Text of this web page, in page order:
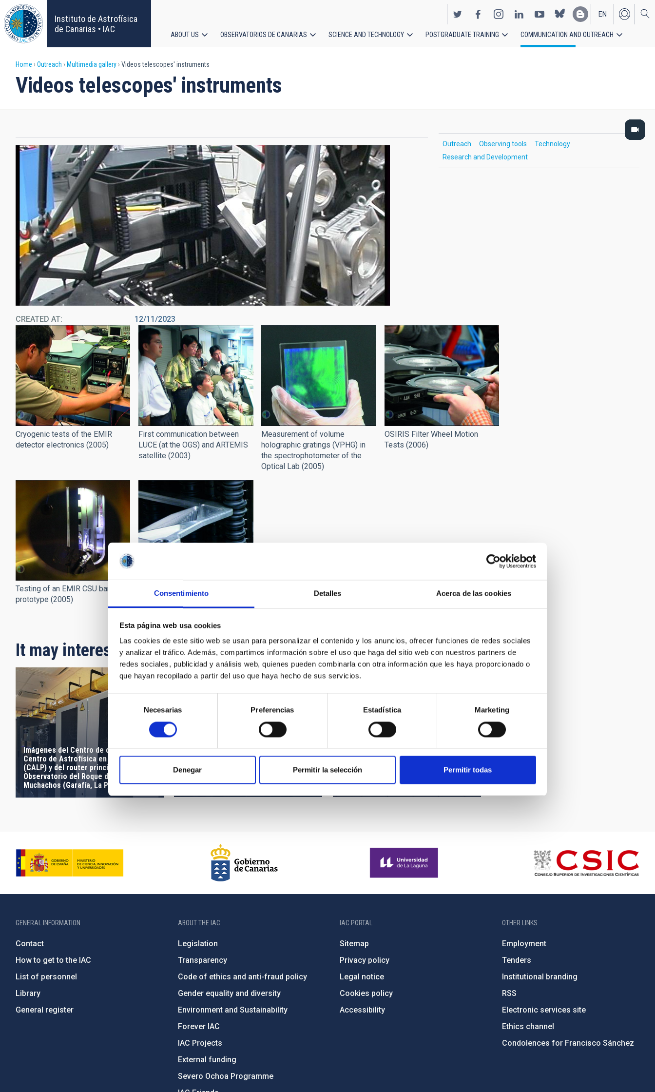
Consentimiento Detalles Acerca de las cookies
Esta página web usa cookies
Las cookies de este sitio web se usan para personalizar el contenido y los anuncios, ofrecer funciones de redes sociales
y analizar el tráfico. Además, compartimos información sobre el uso que haga del sitio web con nuestros partners de
redes sociales, publicidad y análisis web, quienes pueden combinarla con otra información que les haya proporcionado o
que hayan recopilado a partir del uso que haya hecho de sus servicios.
Selección
consentimiento
Necesarias Preferencias Estadística Marketing
Denegar Permitir la selección Permitir todas
Skip
to
main
content
Instituto de Astrofísica
de Canarias • IAC
EN
ES
navigation
ABOUT US OBSERVATORIOS DE CANARIAS SCIENCE AND TECHNOLOGY POSTGRADUATE TRAINING COMMUNICATION AND OUTREACH
Breadcrumb
Home Outreach Multimedia gallery Videos telescopes' instruments
Videos telescopes' instruments
CREATED AT 12/11/2023
Outreach Observing tools
Technology
Research and Development
Cryogenic tests of the EMIR
detector electronics (2005)
First communication between
LUCE (at the OGS) and ARTEMIS
satellite (2003)
Measurement of volume
holographic gratings (VPHG) in
the spectrophotometer of the
Optical Lab (2005)
OSIRIS Filter Wheel Motion
Tests (2006)
Testing of an EMIR CSU bar
prototype (2005)
Testing of the OSIRIS mask
instrument (2006)
It may interest you
Imágenes del Centro de datos del
Centro de Astrofísica en La Palma
(CALP) y del router principal del
Observatorio del Roque de los
Muchachos (Garafía, La Palma)
Asistentes al acto de colocación de la
placa y de conmemoración del 30º
aniversario de la Ley del Cielo
IAC's Governing Council
GENERAL INFORMATION
Contact
How to get to the IAC
List of personnel
Library
General register
ABOUT THE IAC
Legislation
Transparency
Code of ethics and anti-fraud policy
Gender equality and diversity
Environment and Sustainability
Forever IAC
IAC Projects
External funding
Severo Ochoa Programme
IAC PORTAL
Sitemap
Privacy policy
Legal notice
Cookies policy
Accessibility
OTHER LINKS
Employment
Tenders
Institutional branding
RSS
Electronic services site
Ethics channel
Condolences for Francisco Sánchez